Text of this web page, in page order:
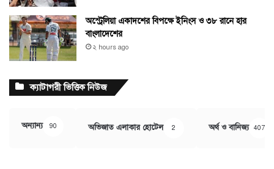
অস্ট্রেলিয়া একাদশের বিপক্ষে ইনিংস ও ৩৮ রানে হার
বাংলাদেশের
২ hours ago
ক্যাটাগরী ভিত্তিক নিউজ
অন্যান্য 90 অভিজাত এলাকার হোটেল 2 অর্থ ও বানিজ্য 407